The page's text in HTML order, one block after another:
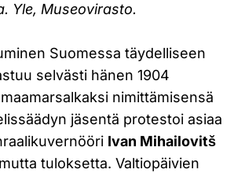
Yle, Museovirasto.
Suomessa täydelliseen
selvästi hänen 1904
nimittämisensä
jäsentä protestoi asiaa
Ivan Mihailovitš
tuloksetta. Valtiopäivien